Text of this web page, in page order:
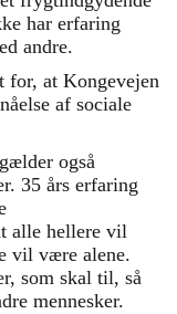
har erfaring
andre.
for, at Kongevejen
af sociale
også
35 års erfaring
alle hellere vil
vil være alene.
som skal til, så
mennesker.